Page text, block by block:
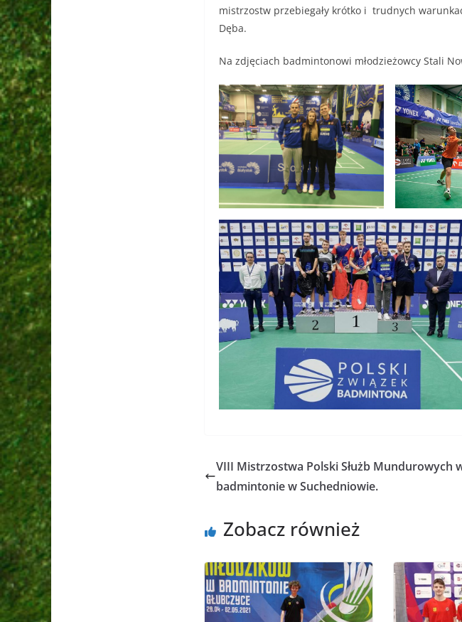
mistrzostw przebiegały krótko i trudnych
Dęba.
Na zdjęciach badmintonowi młodzieżowcy Stali
VIII Mistrzostwa Polski Służb Mundurowych
badmintonie w Suchedniowie.
Zobacz również